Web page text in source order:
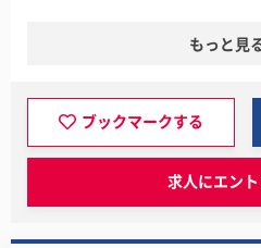
もっと見
ブックマークする
求人にエン